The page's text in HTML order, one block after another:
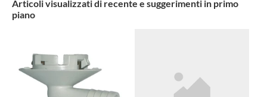
Articoli visualizzati di recente e suggerimenti in primo
piano